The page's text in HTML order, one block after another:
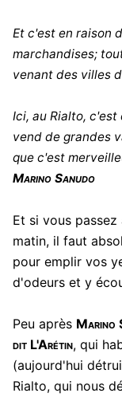
Et c'est en raison
marchandises;
venant des villes
Ici, au Rialto, c'est
vend de grandes
que c'est
Marino Sanudo
Et si vous
matin, il faut
pour emplir vos
d'odeurs et y
Peu après Marino
dit L'Arétin, qui
(aujourd'hui
Rialto, qui nous